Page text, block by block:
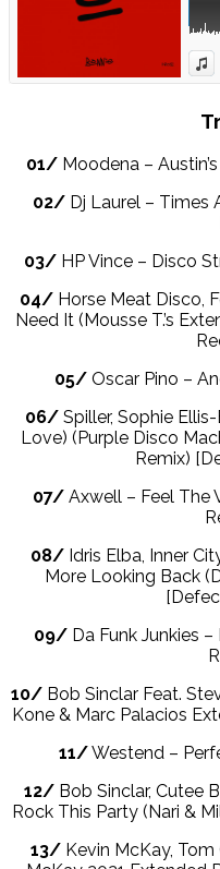
01/ Moodena –
02/Dj Laurel – Times
03/ HP Vince – Disco
04/Horse Meat Disco,
Need It (Mousse T.’s
05/Oscar Pino –
06/Spiller, Sophie
Love) (Purple Disco
Remix)
07/ Axwell – Feel The
08/Idris Elba, Inner
More Looking Back
09/ Da Funk Junkies
10/ Bob Sinclar Feat.
Kone & Marc Palacios
11/Westend –
12/Bob Sinclar, Cutee
Rock This Party (Nari &
13/Kevin McKay, Tom